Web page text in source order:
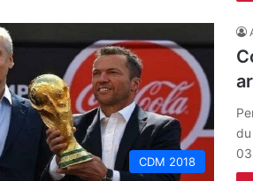
CDM 2018